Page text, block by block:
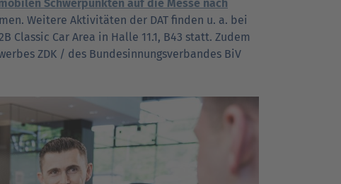
Schwerpunkten auf die Messe nach
Weitere Aktivitäten der DAT finden u. a. bei
Classic Car Area in Halle 11.1, B43 statt. Zudem
ZDK / des Bundesinnungsverbandes BiV